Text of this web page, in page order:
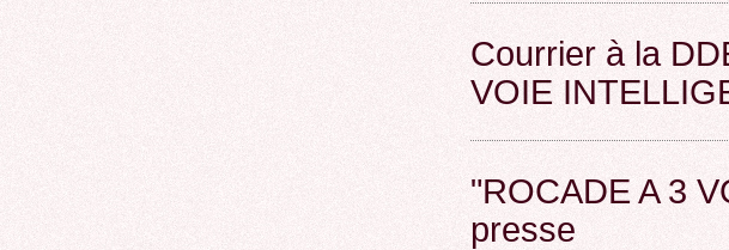
Courrier à la
VOIE
"ROCADE A 3
presse